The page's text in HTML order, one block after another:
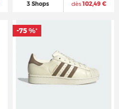
3 Shops dès102,49 €
-75 %*